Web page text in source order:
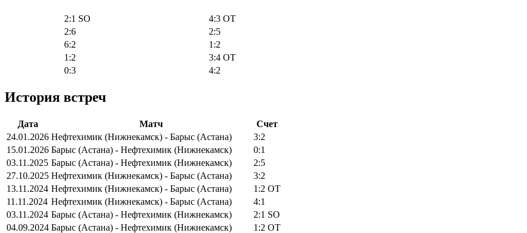
2:1 SO
4:3 OT
2:6
2:5
6:2
1:2
1:2
3:4 OT
0:3
4:2
История встреч
Дата Матч
Счет
24.01.2026 Нефтехимик (Нижнекамск) - Барыс (Астана)
3:2
15.01.2026 Барыс (Астана) - Нефтехимик (Нижнекамск)
0:1
03.11.2025 Барыс (Астана) - Нефтехимик (Нижнекамск)
2:5
27.10.2025 Нефтехимик (Нижнекамск) - Барыс (Астана)
3:2
13.11.2024 Нефтехимик (Нижнекамск) - Барыс (Астана)
1:2 OT
11.11.2024 Нефтехимик (Нижнекамск) - Барыс (Астана)
4:1
03.11.2024 Барыс (Астана) - Нефтехимик (Нижнекамск)
2:1 SO
04.09.2024 Барыс (Астана) - Нефтехимик (Нижнекамск)
1:2 OT